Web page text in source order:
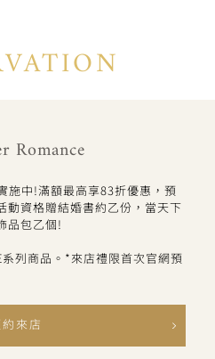
Romance
施中!滿額最高享83折優惠，預
動資格贈結婚書約乙份，當天下
品包乙個!
列商品。*來店禮限首次官網預
來店